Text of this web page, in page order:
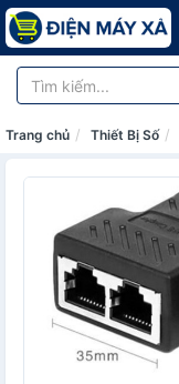
Trang chủ Thiết Bị Số